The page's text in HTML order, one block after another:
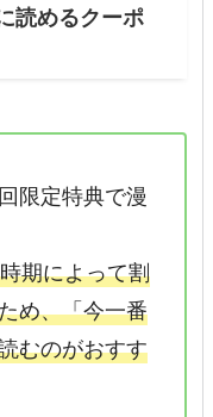
読めるクーポ
限定特典で漫
期によって割
め、「今一番
むのがおすす